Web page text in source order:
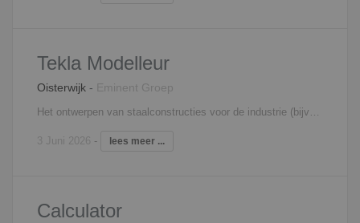
Tekla Modelleur
Oisterwijk - Eminent Groep
3 Juni 2026 - lees meer ...
Calculator